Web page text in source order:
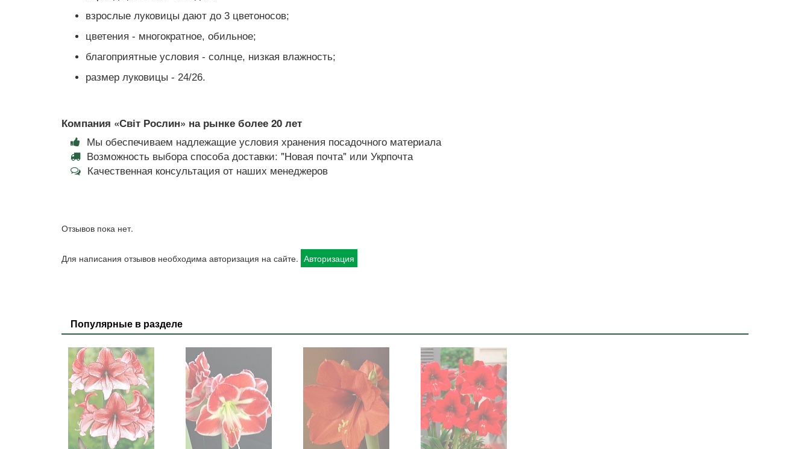
взрослые луковицы дают до 3 цветоносов;
цветения - многократное, обильное;
благоприятные условия - солнце, низкая влажность;
размер луковицы - 24/26.
Компания «Світ Рослин» на рынке более 20 лет
Мы обеспечиваем надлежащие условия хранения посадочного материала
Возможность выбора способа доставки: "Новая почта" или Укрпочта
Качественная консультация от наших менеджеров
Отзывов пока нет.
Для написания отзывов необходима авторизация на сайте. Авторизация
Популярные в разделе